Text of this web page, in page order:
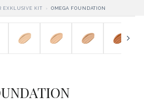
EXKLUSIVE KIT › OMEGA FOUNDATION